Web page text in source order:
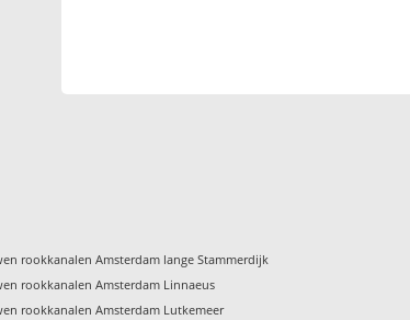
rookkanalen Amsterdam lange Stammerdijk
rookkanalen Amsterdam Linnaeus
rookkanalen Amsterdam Lutkemeer